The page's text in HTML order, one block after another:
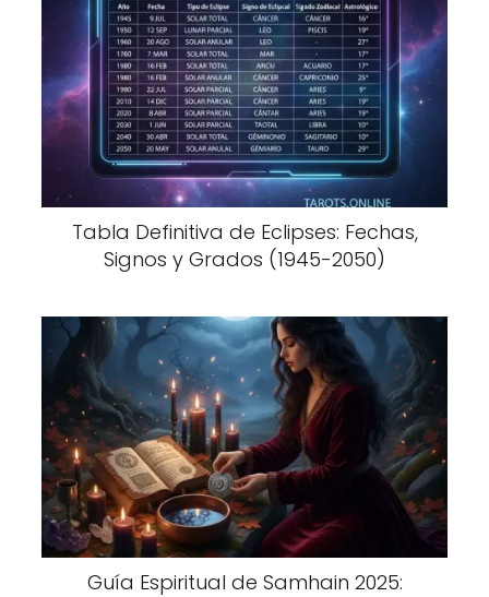
Tabla Definitiva de Eclipses: Fechas,
Signos y Grados (1945-2050)
Guía Espiritual de Samhain 2025: